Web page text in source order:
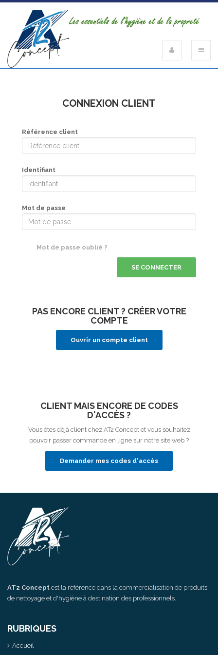
CONNEXION CLIENT
Référence client
Identifiant
Mot de passe
Mot de passe oublié ?
SE CONNECTER
PAS ENCORE CLIENT ? CRÉER VOTRE
COMPTE
Ouvrir un compte client
CLIENT MAIS ENCORE DE CODES
D'ACCÈS ?
Vous êtes déjà client chez AT2 Concept et vous souhaitez
pouvoir passer commande en ligne sur notre site web ?
Demander mes codes d'accès
AT2 Concept est la référence dans la commercialisation de produits
de nettoyage et d'hygiène à destination des professionnels.
RUBRIQUES
Accueil